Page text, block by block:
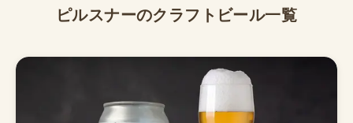
ピルスナーのクラフトビール一覧